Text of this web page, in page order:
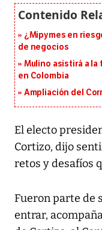
¿Mipymes en
de negocios
Mulino asistirá a la
en Colombia
Ampliación del
El electo
Cortizo, dijo
retos y desafíos
Fueron parte de
entrar,